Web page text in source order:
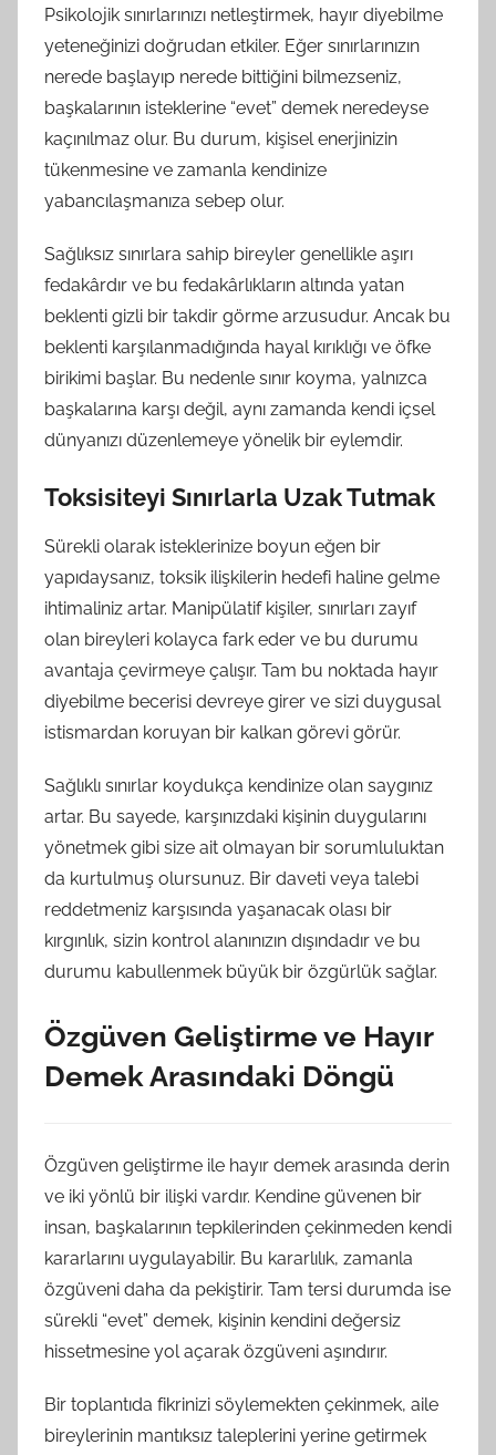
Psikolojik sınırlarınızı netleştirmek, hayır diyebilme
yeteneğinizi doğrudan etkiler. Eğer sınırlarınızın
nerede başlayıp nerede bittiğini bilmezseniz,
başkalarının isteklerine “evet” demek neredeyse
kaçınılmaz olur. Bu durum, kişisel enerjinizin
tükenmesine ve zamanla kendinize
yabancılaşmanıza sebep olur.
Sağlıksız sınırlara sahip bireyler genellikle aşırı
fedakârdır ve bu fedakârlıkların altında yatan
beklenti gizli bir takdir görme arzusudur. Ancak bu
beklenti karşılanmadığında hayal kırıklığı ve öfke
birikimi başlar. Bu nedenle sınır koyma, yalnızca
başkalarına karşı değil, aynı zamanda kendi içsel
dünyanızı düzenlemeye yönelik bir eylemdir.
Toksisiteyi Sınırlarla Uzak Tutmak
Sürekli olarak isteklerinize boyun eğen bir
yapıdaysanız, toksik ilişkilerin hedefi haline gelme
ihtimaliniz artar. Manipülatif kişiler, sınırları zayıf
olan bireyleri kolayca fark eder ve bu durumu
avantaja çevirmeye çalışır. Tam bu noktada hayır
diyebilme becerisi devreye girer ve sizi duygusal
istismardan koruyan bir kalkan görevi görür.
Sağlıklı sınırlar koydukça kendinize olan saygınız
artar. Bu sayede, karşınızdaki kişinin duygularını
yönetmek gibi size ait olmayan bir sorumluluktan
da kurtulmuş olursunuz. Bir daveti veya talebi
reddetmeniz karşısında yaşanacak olası bir
kırgınlık, sizin kontrol alanınızın dışındadır ve bu
durumu kabullenmek büyük bir özgürlük sağlar.
Özgüven Geliştirme ve Hayır
Demek Arasındaki Döngü
Özgüven geliştirme ile hayır demek arasında derin
ve iki yönlü bir ilişki vardır. Kendine güvenen bir
insan, başkalarının tepkilerinden çekinmeden kendi
kararlarını uygulayabilir. Bu kararlılık, zamanla
özgüveni daha da pekiştirir. Tam tersi durumda ise
sürekli “evet” demek, kişinin kendini değersiz
hissetmesine yol açarak özgüveni aşındırır.
Bir toplantıda fikrinizi söylemekten çekinmek, aile
bireylerinin mantıksız taleplerini yerine getirmek